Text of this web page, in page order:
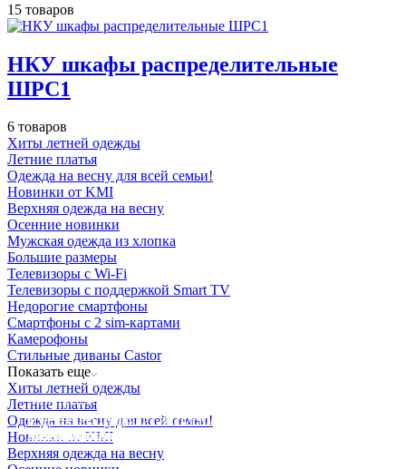
15 товаров
НКУ шкафы распределительные
ШРС1
6 товаров
Хиты летней одежды
Летние платья
Одежда на весну для всей семьи!
Новинки от KMI
Верхняя одежда на весну
Осенние новинки
Мужская одежда из хлопка
Большие размеры
Телевизоры с Wi-Fi
Телевизоры с поддержкой Smart TV
Недорогие смартфоны
Смартфоны с 2 sim-картами
Камерофоны
Стильные диваны Castor
Показать еще
Хиты летней одежды
Летние платья
Одежда на весну для всей семьи!
Новинки от KMI
Верхняя одежда на весну
Освещение
Здания префектуры ТиНАО
Освещение
Калужский завод путевых машин и гидроприводов
Освещение
СТРОИТЕЛЬНЫЙ ГИПЕРМАРКЕТ «ЛЕРУА
МЕРЛЕН»
Освещение
Железнодорожный вокзал Арзамас-1